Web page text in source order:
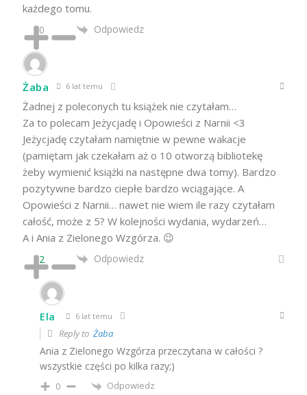
każdego tomu.
0 Odpowiedz
Żaba 6 lat temu
Żadnej z poleconych tu książek nie czytałam…
Za to polecam Jeżycjadę i Opowieści z Narnii <3
Jeżycjadę czytałam namiętnie w pewne wakacje
(pamiętam jak czekałam aż o 10 otworzą bibliotekę
żeby wymienić książki na następne dwa tomy). Bardzo
pozytywne bardzo ciepłe bardzo wciągające. A
Opowieści z Narnii… nawet nie wiem ile razy czytałam
całość, może z 5? W kolejności wydania, wydarzeń…
A i Ania z Zielonego Wzgórza. 😉
2 Odpowiedz
Ela 6 lat temu
Reply to Żaba
Ania z Zielonego Wzgórza przeczytana w całości ?
wszystkie części po kilka razy;)
0 Odpowiedz